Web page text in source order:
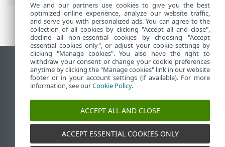
Zobraziť stránku ako na počítači
End of Life
Databáza znalostí ESET
ESET Fórum
ESET Status Portal
Technická podpora
We and our partners use cookies to give you the best
optimized online experience, analyze our website traffic,
and serve you with personalized ads. You can agree to the
collection of all cookies by clicking "Accept all and close",
decline all non-essential cookies by choosing "Accept
essential cookies only", or adjust your cookie settings by
clicking "Manage cookies". You also have the right to
withdraw your consent or change your cookie preferences
anytime by clicking the "Manage cookies" link in our website
footer or in your account settings (if available). For more
information, see ourCookie Policy.
ACCEPT ALL AND CLOSE
ACCEPT ESSENTIAL COOKIES ONLY